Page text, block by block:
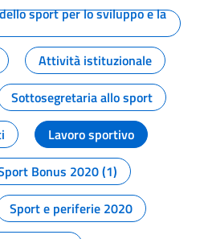
sport per lo sviluppo e la
Attività istituzionale
Sottosegretaria allo sport
Lavoro sportivo
Bonus 2020 (1)
Sport e periferie 2020